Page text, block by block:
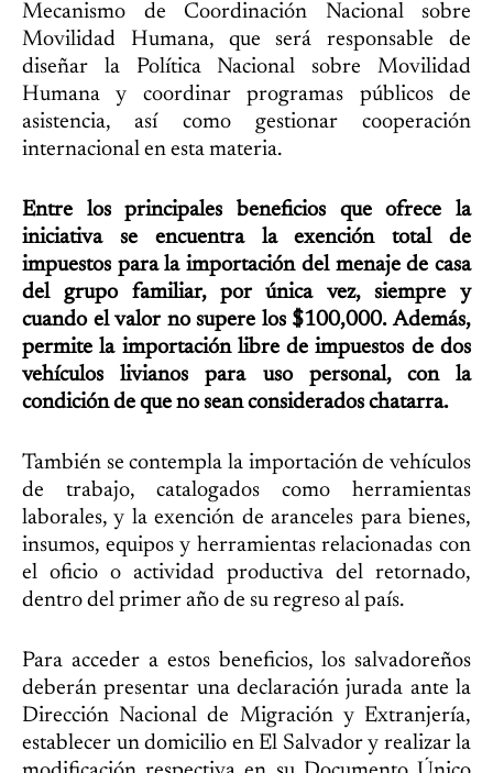
Mecanismo de Coordinación Nacional sobre
Movilidad Humana, que será responsable de
diseñar la Política Nacional sobre Movilidad
Humana y coordinar programas públicos de
asistencia, así como gestionar cooperación
internacional en esta materia.
Entre los principales beneficios que ofrece la
iniciativa se encuentra la exención total de
impuestos para la importación del menaje de casa
del grupo familiar, por única vez, siempre y
cuando el valor no supere los $100,000. Además,
permite la importación libre de impuestos de dos
vehículos livianos para uso personal, con la
condición de que no sean considerados chatarra.
También se contempla la importación de vehículos
de trabajo, catalogados como herramientas
laborales, y la exención de aranceles para bienes,
insumos, equipos y herramientas relacionadas con
el oficio o actividad productiva del retornado,
dentro del primer año de su regreso al país.
Para acceder a estos beneficios, los salvadoreños
deberán presentar una declaración jurada ante la
Dirección Nacional de Migración y Extranjería,
establecer un domicilio en El Salvador y realizar la